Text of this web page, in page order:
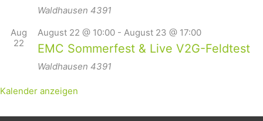
Waldhausen 4391
Aug
22
August 22 @ 10:00 - August 23 @ 17:00
EMC Sommerfest & Live V2G-Feldtest
Waldhausen 4391
Kalender anzeigen